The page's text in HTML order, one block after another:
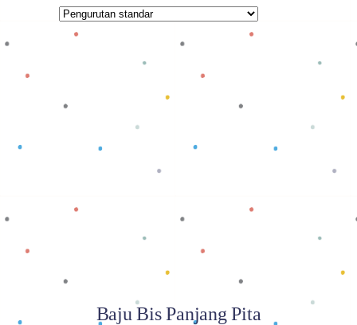
Baca selengkapnya
Baju Bis Panjang Pita